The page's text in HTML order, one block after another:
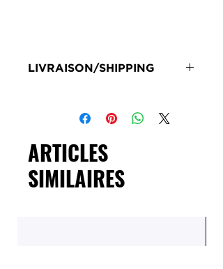
LIVRAISON/SHIPPING
Delivery 72 hours subject to stock
ARTICLES
SIMILAIRES